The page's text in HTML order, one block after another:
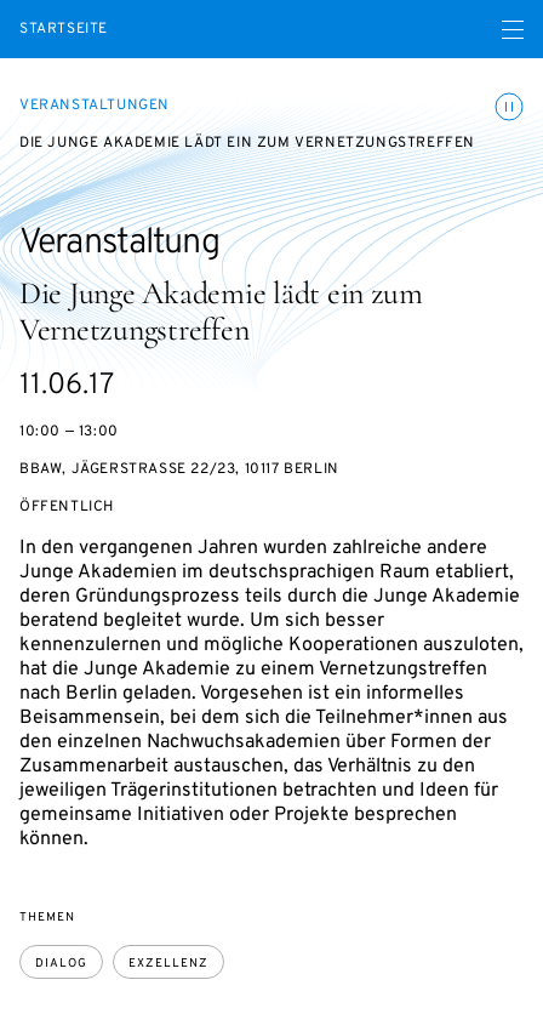
STARTSEITE Menü
VERANSTALTUNGEN
DIE JUNGE AKADEMIE LÄDT EIN ZUM VERNETZUNGSTREFFEN
Die Junge Akademie lädt ein zum
Vernetzungstreffen
Veranstaltung
eventBeginsOn
11.06.17
10:00 — 13:00
BBAW, JÄGERSTRASSE 22/23, 10117 BERLIN
VERANSTALTUNGSZUGANG:
ÖFFENTLICH
In den vergangenen Jahren wurden zahlreiche andere
Junge Akademien im deutschsprachigen Raum etabliert,
deren Gründungsprozess teils durch die Junge Akademie
beratend begleitet wurde. Um sich besser
kennenzulernen und mögliche Kooperationen auszuloten,
hat die Junge Akademie zu einem Vernetzungstreffen
nach Berlin geladen. Vorgesehen ist ein informelles
Beisammensein, bei dem sich die Teilnehmer*innen aus
den einzelnen Nachwuchsakademien über Formen der
Zusammenarbeit austauschen, das Verhältnis zu den
jeweiligen Trägerinstitutionen betrachten und Ideen für
gemeinsame Initiativen oder Projekte besprechen
können.
THEMEN
DIALOG EXZELLENZ